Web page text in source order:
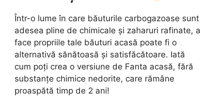
Într-o lume în care băuturile carbogazoase sunt
adesea pline de chimicale și zaharuri rafinate, a
face propriile tale băuturi acasă poate fi o
alternativă sănătoasă și satisfăcătoare. Iată
cum poți crea o versiune de Fanta acasă, fără
substanțe chimice nedorite, care rămâne
proaspătă timp de 2 ani!